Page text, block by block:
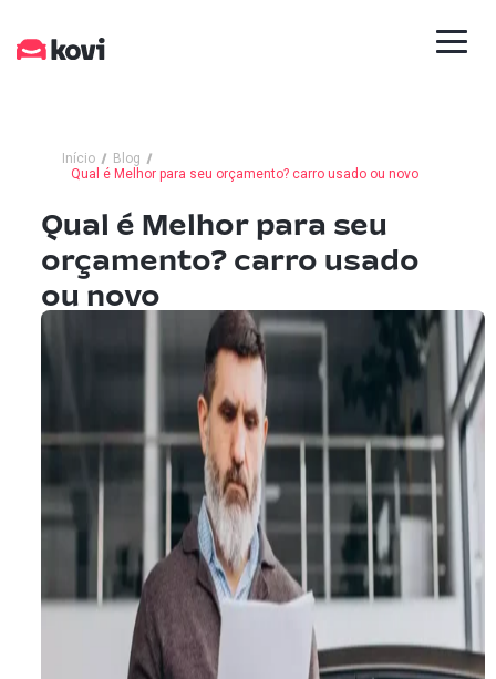
Início
Blog
Qual é Melhor para seu orçamento? carro usado ou novo
Qual é Melhor para seu
orçamento? carro usado
ou novo